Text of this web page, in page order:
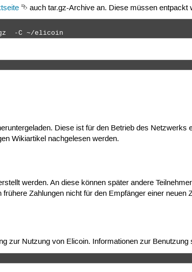
⮷ auch tar.gz-Archive an. Diese müssen entpackt
-C ~/elicoin
Diese ist für den Betrieb des
Wikiartikel nachgelesen werden.
werden. An diese können später andere
Zahlungen nicht für den Empfänger einer neuen
zur Nutzung von Elicoin. Informationen zur